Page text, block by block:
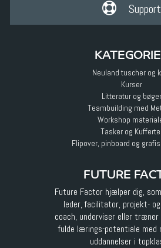
Support
Neuland tuscher og
Kurser
Litteratur og bøger
Teambuilding med
Workshop
Tasker og
Flipover, pinboard og
FUTURE
Future Factor hjælper dig,
leder, facilitator, projekt-
coach, underviser eller
fulde lærings-potentiale med
uddannelser i